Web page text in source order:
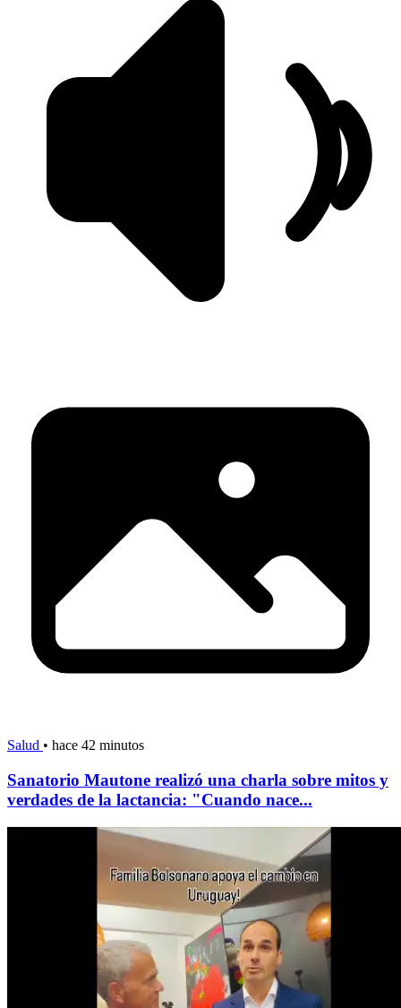
Salud • hace 42 minutos
Sanatorio Mautone realizó una charla sobre mitos y
verdades de la lactancia: "Cuando nace...